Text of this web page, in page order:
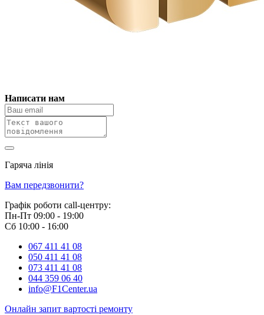
Написати нам
Гаряча лінія
Вам передзвонити?
Графік роботи call-центру:
Пн-Пт 09:00 - 19:00
Сб 10:00 - 16:00
067 411 41 08
050 411 41 08
073 411 41 08
044 359 06 40
info@F1Center.ua
Онлайн запит вартостi ремонту